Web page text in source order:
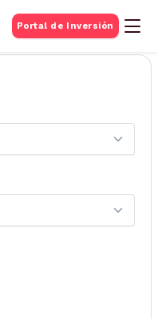
Portal de Inversión